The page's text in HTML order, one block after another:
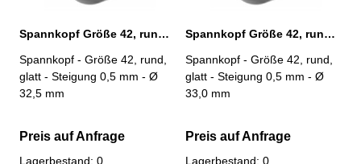
Spannkopf Größe 42, rund, glatt, Ø 32,5 mm
Spannkopf - Größe 42, rund,
glatt - Steigung 0,5 mm - Ø
32,5 mm
Preis auf Anfrage
Lagerbestand: 0
Spannkopf Größe 42, rund, glatt, Ø 33,0 mm
Spannkopf - Größe 42, rund,
glatt - Steigung 0,5 mm - Ø
33,0 mm
Preis auf Anfrage
Lagerbestand: 0